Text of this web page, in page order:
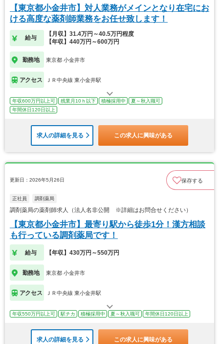
【東京都小金井市】対人業務がメインとなり在宅にお
ける高度な薬剤師業務をお任せ致します！
給与
【月収】31.4万円～40.5万円程度
【年収】440万円～600万円
勤務地 東京都 小金井市
アクセス ＪＲ中央線 東小金井駅
年収600万円以上可 残業月10ｈ以下 積極採用中
夏～秋入職可
年間休日120日以上
求人の詳細を見る この求人に興味がある
更新日：2026年5月26日 保存する
正社員 調剤薬局
調剤薬局の薬剤師求人（法人名非公開 ※詳細はお問合せください）
【東京都小金井市】最寄り駅から徒歩1分！漢方相談
も行っている調剤薬局です！
給与 【年収】430万円～550万円
勤務地 東京都 小金井市
アクセス ＪＲ中央線 東小金井駅
年収550万円以上可 駅チカ 積極採用中 夏～秋入職可 年間休日120日以上
求人の詳細を見る この求人に興味がある